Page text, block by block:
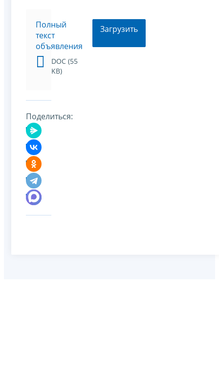
Полный
текст
объявления
DOC (55
KB)
Загрузить
Поделиться: